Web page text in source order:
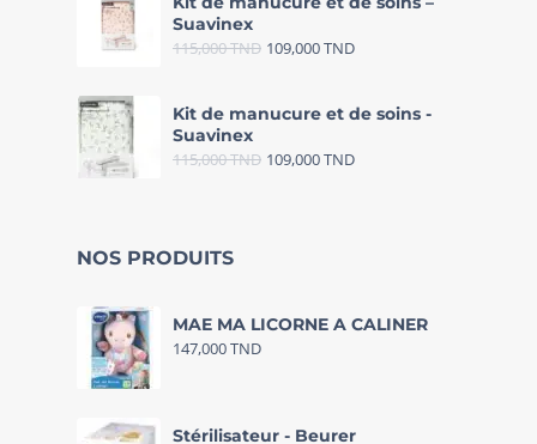
Suavinex
115,000TND 109,000TND
Kit de manucure et de soins -
Suavinex
115,000TND 109,000TND
NOS PRODUITS
MAE MA LICORNE A CALINER
147,000TND
Stérilisateur - Beurer